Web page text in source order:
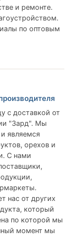
и ремонте.
по оптовым
с доставкой от
"Зард". Мы
являемся
орехов и
С нами
нас от других
который
по которой мы
момент мы